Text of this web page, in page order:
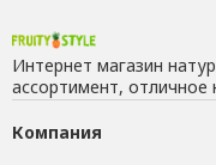
Интернет магазин
ассортимент, отличное
Компания